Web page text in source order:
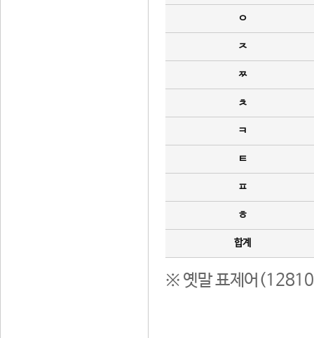
ㅇ
ㅈ
ㅉ
ㅊ
ㅋ
ㅌ
ㅍ
ㅎ
합계
※ 옛말 표제어(12810